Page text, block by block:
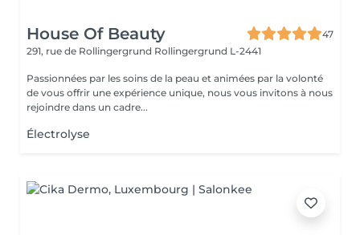
House Of Beauty
47
291, rue de Rollingergrund Rollingergrund L-2441
Passionnées par les soins de la peau et animées par la volonté
de vous offrir une expérience unique, nous vous invitons à nous
rejoindre dans un cadre...
Électrolyse